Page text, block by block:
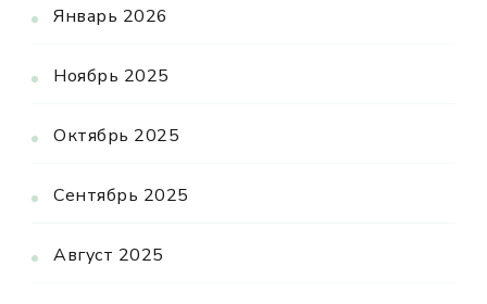
Январь 2026
Ноябрь 2025
Октябрь 2025
Сентябрь 2025
Август 2025